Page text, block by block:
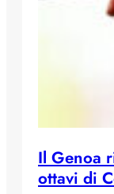
Il Genoa
ottavi di